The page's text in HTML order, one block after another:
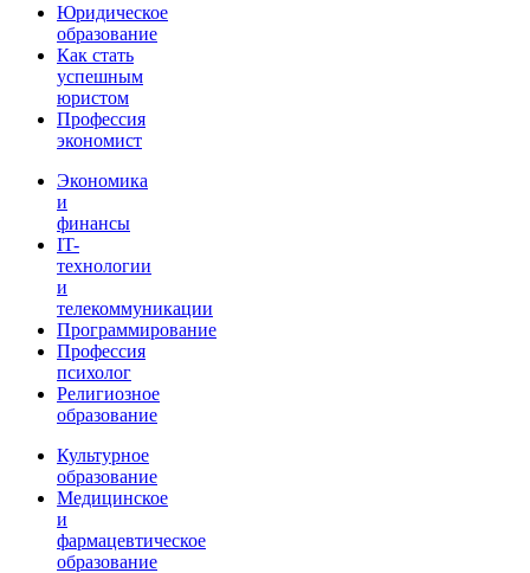
Юридическое
образование
Как стать
успешным
юристом
Профессия
экономист
Экономика
и
финансы
IT-
технологии
и
телекоммуникации
Программирование
Профессия
психолог
Религиозное
образование
Культурное
образование
Медицинское
и
фармацевтическое
образование